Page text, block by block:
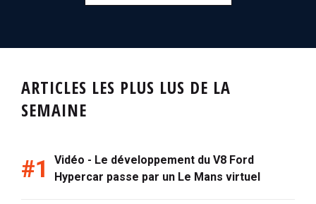
ARTICLES LES PLUS LUS DE LA
SEMAINE
Vidéo - Le développement du V8 Ford
Hypercar passe par un Le Mans virtuel